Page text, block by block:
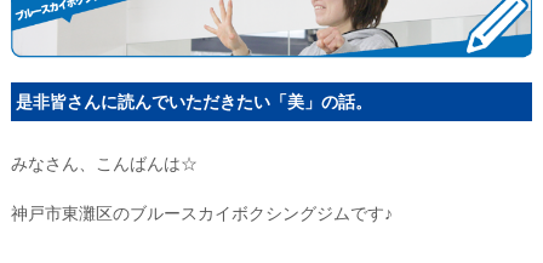
是非皆さんに読んでいただきたい「美」の話。
みなさん、こんばんは☆
神戸市東灘区のブルースカイボクシングジムです♪